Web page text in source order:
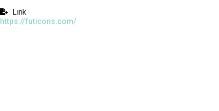
Link
https://futicons.com/